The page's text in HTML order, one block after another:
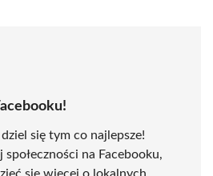
się tym co najlepsze!
społeczności na Facebooku,